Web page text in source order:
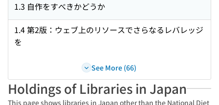
1.3 自作をすべきかどうか
1.4 第2版：ウェブ上のリソースでさらなるレバレッジ
を
See More (66)
Holdings of Libraries in Japan
This page shows libraries in Japan other than the National Diet